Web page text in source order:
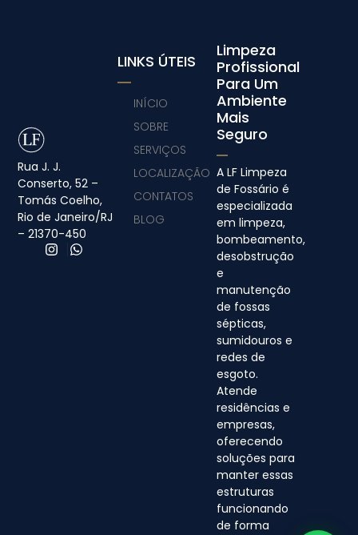
Rua J. J.
Conserto, 52 –
Tomás Coelho,
Rio de Janeiro/RJ
– 21370-450
Limpeza
Profissional
Para Um
Ambiente
Mais
Seguro
A LF Limpeza
de Fossário é
especializada
em limpeza,
bombeamento,
desobstrução
e
manutenção
de fossas
sépticas,
sumidouros e
redes de
esgoto.
Atende
residências e
empresas,
oferecendo
soluções para
manter essas
estruturas
funcionando
de forma
LINKS ÚTEIS
INÍCIO
SOBRE
SERVIÇOS
LOCALIZAÇÃO
CONTATOS
BLOG